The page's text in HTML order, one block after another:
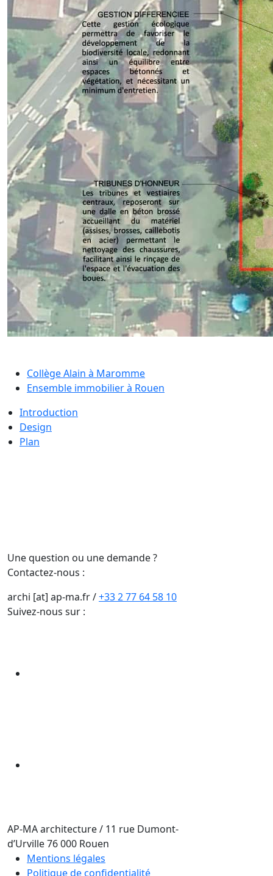
Collège Alain à Maromme
Ensemble immobilier à Rouen
Introduction
Design
Plan
Une question ou une demande ?
Contactez-nous :
archi [at] ap-ma.fr/+33 2 77 64 58 10
Suivez-nous sur :
AP-MA architecture/ 11 rue Dumont-
d’Urville76 000 Rouen
Mentions légales
Politique de confidentialité